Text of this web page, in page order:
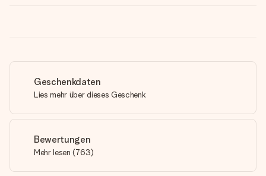
Geschenkdaten
Lies mehr über dieses Geschenk
Bewertungen
Mehr lesen (763)